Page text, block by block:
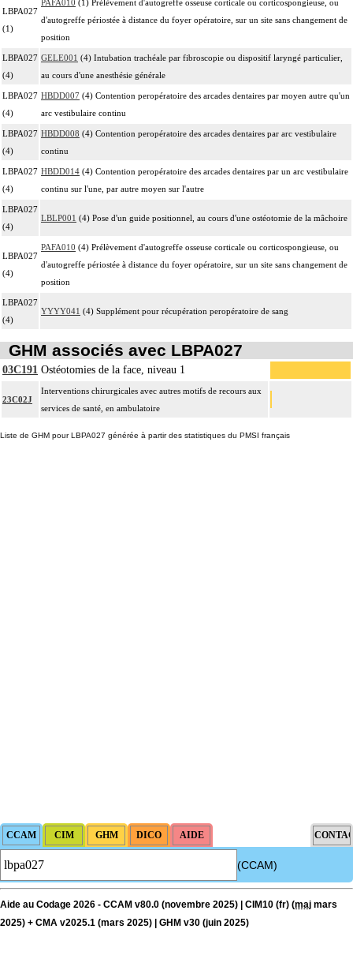
LBPA027
(1)
PAFA010 (1) Prélèvement d'autogreffe osseuse corticale ou corticospongieuse, ou
d'autogreffe périostée à distance du foyer opératoire, sur un site sans changement de
position
LBPA027
(4)
GELE001 (4) Intubation trachéale par fibroscopie ou dispositif laryngé particulier,
au cours d'une anesthésie générale
LBPA027
(4)
HBDD007 (4) Contention peropératoire des arcades dentaires par moyen autre qu'un
arc vestibulaire continu
LBPA027
(4)
HBDD008 (4) Contention peropératoire des arcades dentaires par arc vestibulaire
continu
LBPA027
(4)
HBDD014 (4) Contention peropératoire des arcades dentaires par un arc vestibulaire
continu sur l'une, par autre moyen sur l'autre
LBPA027
(4)
LBLP001 (4) Pose d'un guide positionnel, au cours d'une ostéotomie de la mâchoire
LBPA027
(4)
PAFA010 (4) Prélèvement d'autogreffe osseuse corticale ou corticospongieuse, ou
d'autogreffe périostée à distance du foyer opératoire, sur un site sans changement de
position
LBPA027
(4)
YYYY041 (4) Supplément pour récupération peropératoire de sang
GHM associés avec LBPA027
03C191 Ostéotomies de la face, niveau 1
23C02J
Interventions chirurgicales avec autres motifs de recours aux
services de santé, en ambulatoire
Liste de GHM pour LBPA027 générée à partir des statistiques du PMSI français
(CCAM)
Aide au Codage 2026 - CCAM v80.0 (novembre 2025) | CIM10 (fr) (maj mars
2025) + CMA v2025.1 (mars 2025) | GHM v30 (juin 2025)